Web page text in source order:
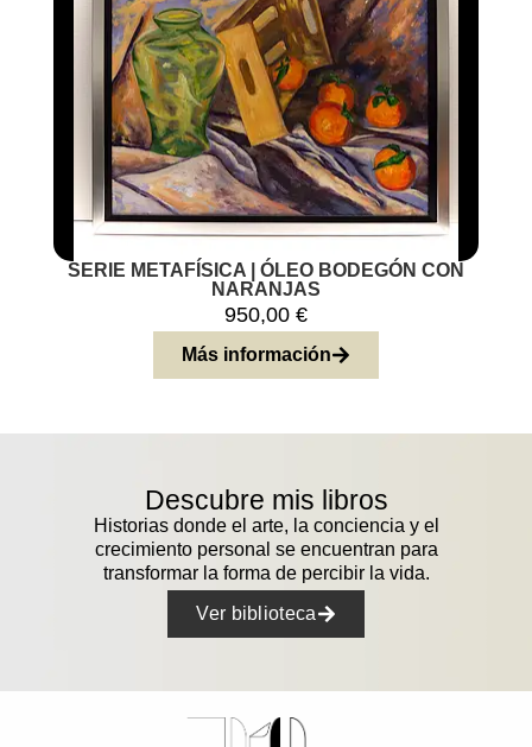
SERIE METAFÍSICA | ÓLEO BODEGÓN CON
NARANJAS
950,00 €
Más información
Descubre mis libros
Historias donde el arte, la conciencia y el
crecimiento personal se encuentran para
transformar la forma de percibir la vida.
Ver biblioteca